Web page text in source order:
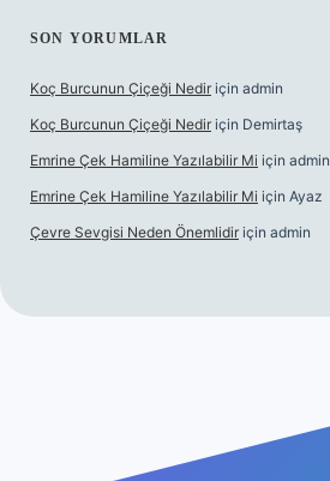
SON YORUMLAR
Koç Burcunun Çiçeği Nedir için admin
Koç Burcunun Çiçeği Nedir için Demirtaş
Emrine Çek Hamiline Yazılabilir Mi için admin
Emrine Çek Hamiline Yazılabilir Mi için Ayaz
Çevre Sevgisi Neden Önemlidir için admin